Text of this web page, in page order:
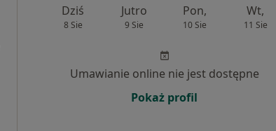
Dziś
8 Sie
Jutro
9 Sie
Pon,
10 Sie
Wt,
11 Sie
Umawianie online nie jest dostępne
Pokaż profil